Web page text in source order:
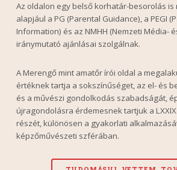
Az oldalon egy belső korhatár-besorolás is
alapjául a PG (Parental Guidance), a PEGI
Information) és az NMHH (Nemzeti Média-
iránymutató ajánlásai szolgálnak.
A Merengő mint amatőr írói oldal a
értéknek tartja a sokszínűséget, az el- és
és a művészi gondolkodás szabadságát,
újragondolásra érdemesnek tartjuk a
részét, különösen a gyakorlati
képzőművészeti szférában.